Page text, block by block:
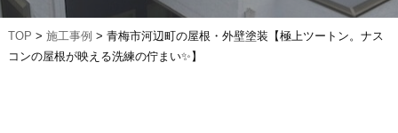
TOP > 施工事例 > 青梅市河辺町の屋根・外壁塗装【極上ツートン。ナス
コンの屋根が映える洗練の佇まい✨】